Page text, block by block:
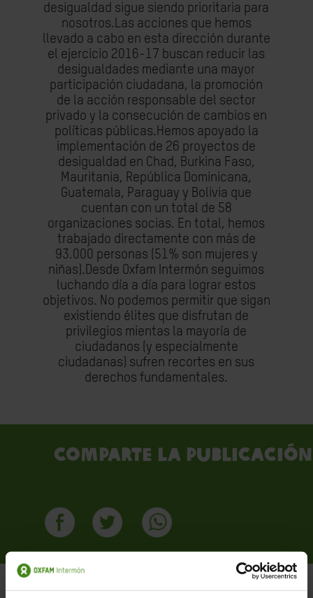
desigualdad sigue siendo prioritaria para
nosotros.Las acciones que hemos
llevado a cabo en esta dirección durante
el ejercicio 2016-17 buscan reducir las
desigualdades mediante una mayor
participación ciudadana, la promoción
de la acción responsable del sector
privado y la consecución de cambios en
políticas públicas.Hemos apoyado la
implementación de 26 proyectos de
desigualdad en Chad, Burkina Faso,
Mauritania, República Dominicana,
Guatemala, Paraguay y Bolivia que
cuentan con un total de 58
organizaciones socias. En total, hemos
trabajado directamente con más de
93.000 personas (51% son mujeres y
niñas).Desde Oxfam Intermón seguimos
luchando día a día para lograr estos
objetivos. No podemos permitir que sigan
existiendo élites que disfrutan de
privilegios mientas la mayoría de
ciudadanos (y especialmente
ciudadanas) sufren recortes en sus
derechos fundamentales.
Comparte la publicación